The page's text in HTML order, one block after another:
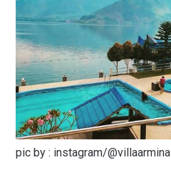
pic by : instagram/@villaarmina